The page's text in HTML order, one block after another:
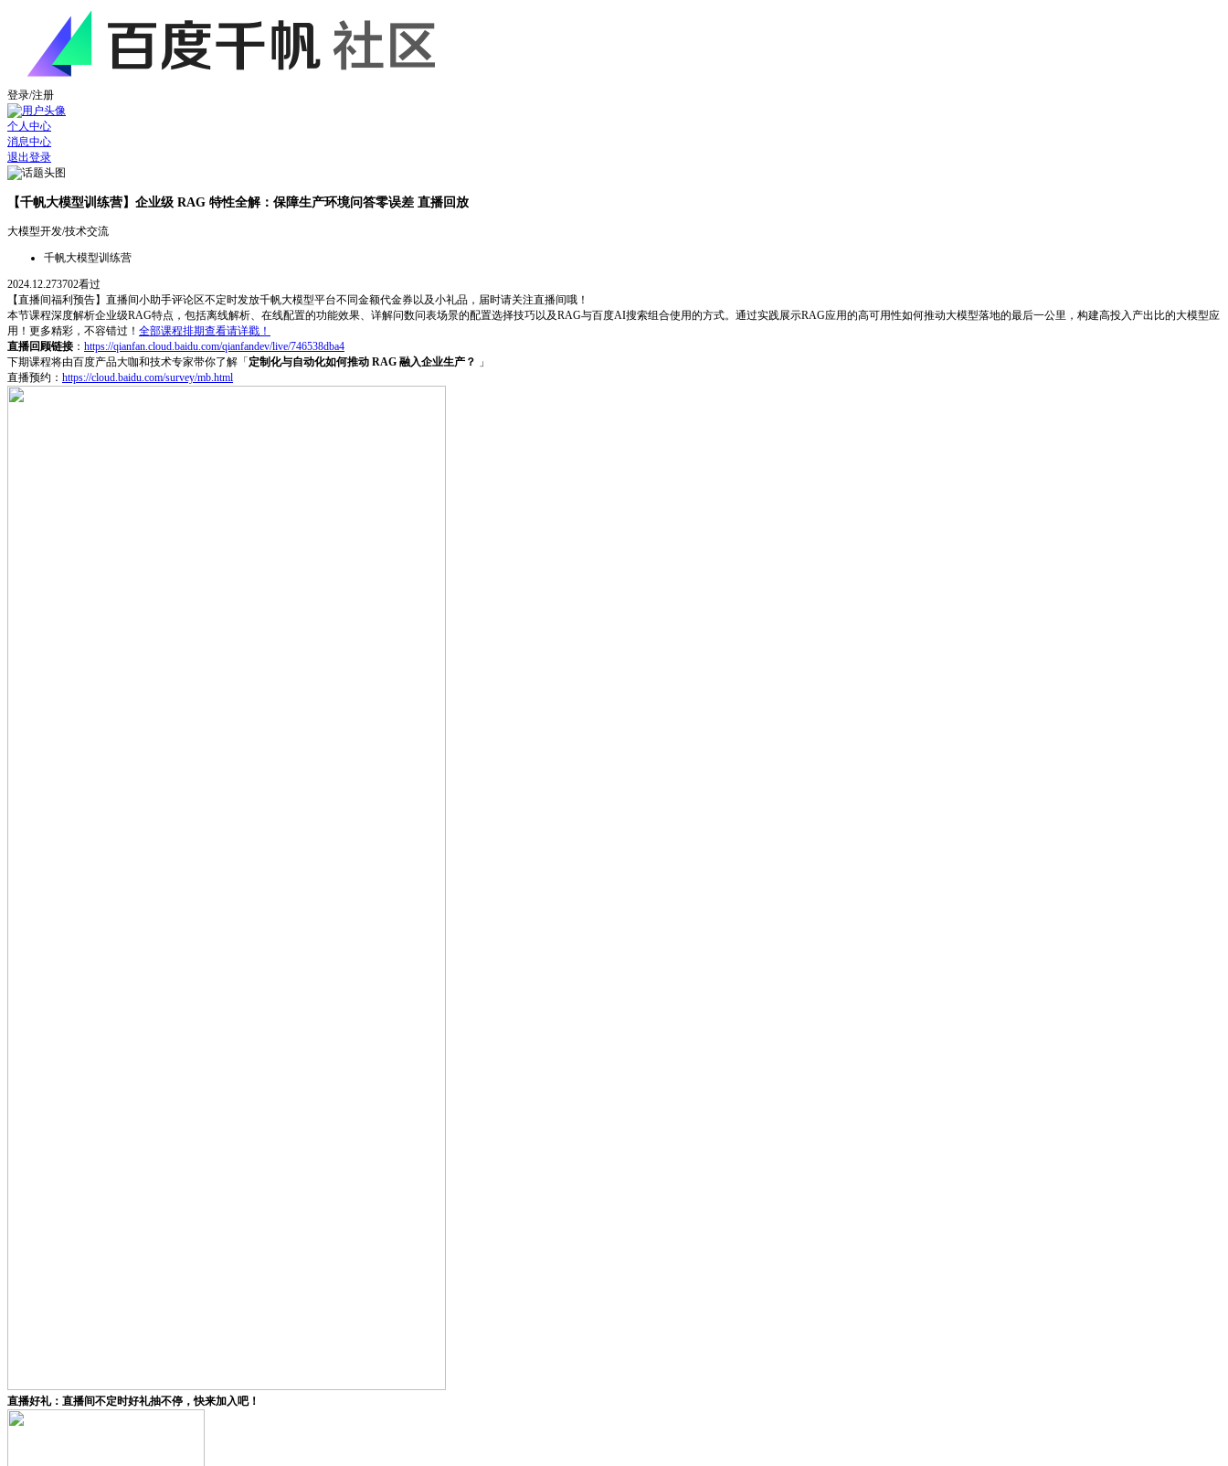
登录/注册
个人中心
消息中心
退出登录
【千帆大模型训练营】企业级 RAG 特性全解：保障生产环境问答零误差 直播回放
大模型开发/技术交流
千帆大模型训练营
2024.12.273702看过
【直播间福利预告】直播间小助手评论区不定时发放千帆大模型平台不同金额代金券以及小礼品，届时请关注直播间哦！
本节课程深度解析企业级RAG特点，包括离线解析、在线配置的功能效果、详解问数问表场景的配置选择技巧以及RAG与百度AI搜索组合使用的方式。通过实践展示RAG应用的高可用性如何推动大模型落地的最后一公里，构建高投入产出比的大模型应
用！更多精彩，不容错过！ 全部课程排期查看请详戳 ！
直播回顾链接： https://qianfan.cloud.baidu.com/qianfandev/live/746538dba4
下期课程将由百度产品大咖和技术专家带你了解「 定制化与自动化如何推动 RAG 融入企业生产？
」
直播预约： https://cloud.baidu.com/survey/mb.html
直播好礼：直播间不定时好礼抽不停，快来加入吧！